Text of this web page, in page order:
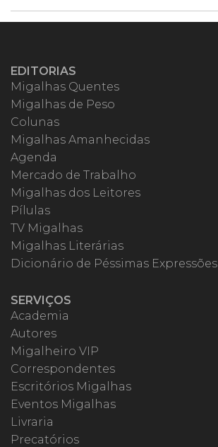
EDITORIAS
Migalhas Quentes
Migalhas de Peso
Colunas
Migalhas Amanhecidas
Agenda
Mercado de Trabalho
Migalhas dos Leitores
Pílulas
TV Migalhas
Migalhas Literárias
Dicionário de Péssimas Expressões
SERVIÇOS
Academia
Autores
Migalheiro VIP
Correspondentes
Escritórios Migalhas
Eventos Migalhas
Livraria
Precatórios